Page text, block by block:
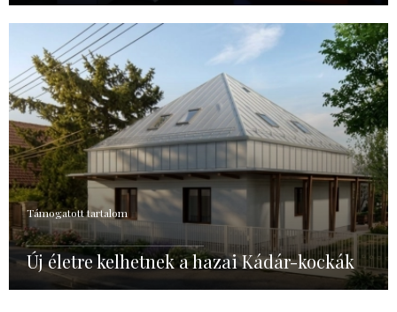
Támogatott tartalom
Új életre kelhetnek a hazai Kádár-kockák